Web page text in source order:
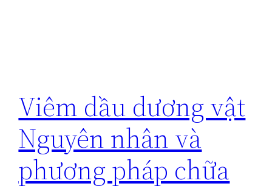
Viêm dầu dương vật
Nguyên nhân và
phương pháp chữa